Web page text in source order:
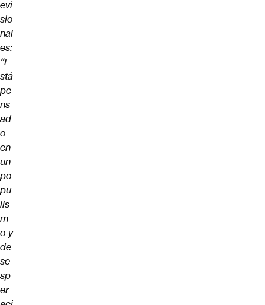
evi
sio
nal
es:
“E
stá
pe
ns
ad
o
en
un
po
pu
lis
m
o y
de
se
sp
er